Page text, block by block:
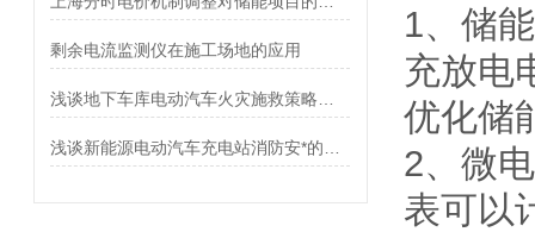
剩余电流监测仪在施工场地的应用
1、储
充放电
优化储
2、微
表可以